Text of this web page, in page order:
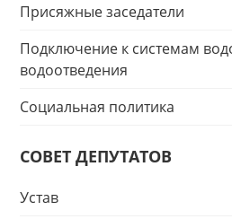
Присяжные заседатели
Подключение к системам
водоотведения
Социальная политика
СОВЕТ ДЕПУТАТОВ
Устав